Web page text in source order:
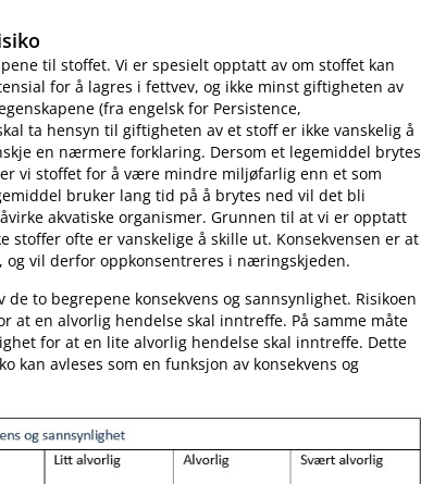
til stoffet. Vi er spesielt opptatt av om stoffet kan
for å lagres i fettvev, og ikke minst giftigheten av
(fra engelsk for Persistence,
ta hensyn til giftigheten av et stoff er ikke vanskelig å
en nærmere forklaring. Dersom et legemiddel brytes
vi stoffet for å være mindre miljøfarlig enn et som
bruker lang tid på å brytes ned vil det bli
akvatiske organismer. Grunnen til at vi er opptatt
stoffer ofte er vanskelige å skille ut. Konsekvensen er at
og vil derfor oppkonsentreres i næringskjeden.
to begrepene konsekvens og sannsynlighet. Risikoen
at en alvorlig hendelse skal inntreffe. På samme måte
for at en lite alvorlig hendelse skal inntreffe. Dette
kan avleses som en funksjon av konsekvens og